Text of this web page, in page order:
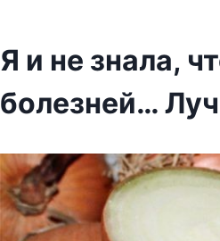
Я и не знала,
болезней…